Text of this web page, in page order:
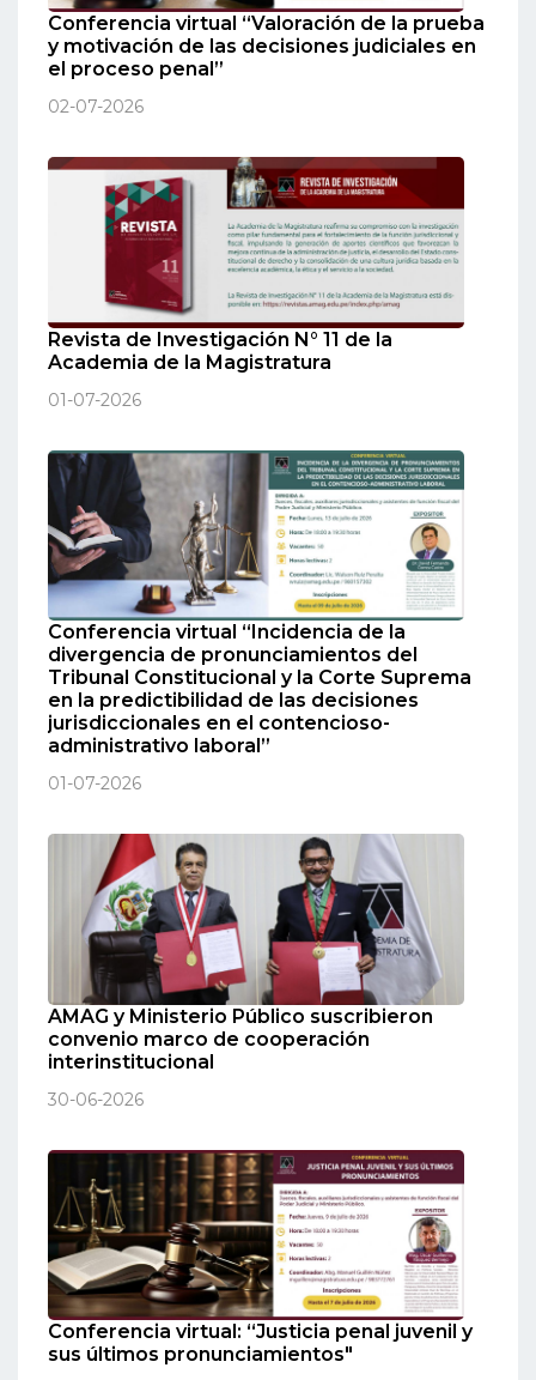
Conferencia virtual “Valoración de la prueba
y motivación de las decisiones judiciales en
el proceso penal”
02-07-2026
Revista de Investigación N° 11 de la
Academia de la Magistratura
01-07-2026
Conferencia virtual “Incidencia de la
divergencia de pronunciamientos del
Tribunal Constitucional y la Corte Suprema
en la predictibilidad de las decisiones
jurisdiccionales en el contencioso-
administrativo laboral”
01-07-2026
AMAG y Ministerio Público suscribieron
convenio marco de cooperación
interinstitucional
30-06-2026
Conferencia virtual: “Justicia penal juvenil y
sus últimos pronunciamientos"